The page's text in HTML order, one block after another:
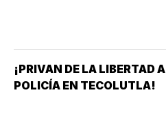
¡PRIVAN DE LA LIBERTAD A
POLICÍA EN TECOLUTLA!